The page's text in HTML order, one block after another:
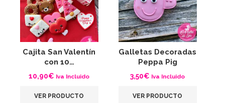
Cajita San Valentín
con 10…
10,90€ Iva Incluido
VER PRODUCTO
Galletas Decoradas
Peppa Pig
3,50€ Iva Incluido
VER PRODUCTO